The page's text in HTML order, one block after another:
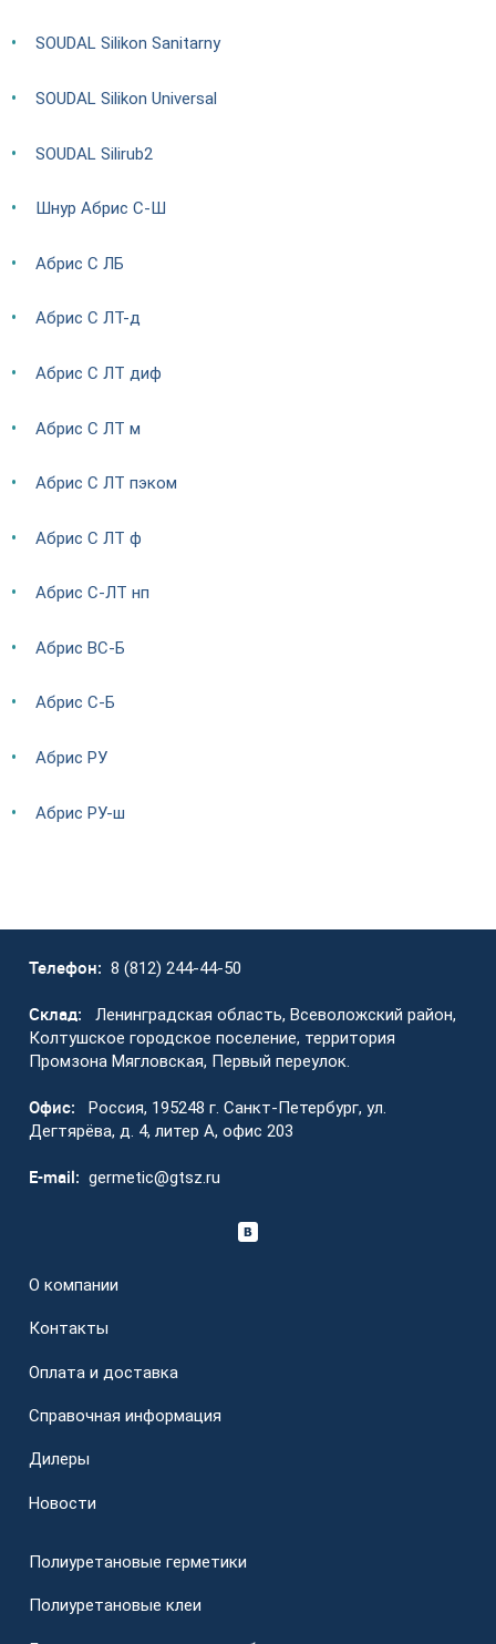
SOUDAL Silikon Sanitarny
SOUDAL Silikon Universal
SOUDAL Silirub2
Шнур Абрис С-Ш
Абрис С ЛБ
Абрис С ЛТ-д
Абрис С ЛТ диф
Абрис С ЛТ м
Абрис С ЛТ пэком
Абрис С ЛТ ф
Абрис С-ЛТ нп
Абрис ВС-Б
Абрис С-Б
Абрис РУ
Абрис РУ-ш
Телефон: 8 (812) 244-44-50
Склад:
Ленинградская область, Всеволожский район,
Колтушское городское поселение, территория
Промзона Мягловская, Первый переулок.
Офис:
Россия, 195248 г. Санкт-Петербург, ул.
Дегтярёва, д. 4, литер А, офис 203
E-mail: germetic@gtsz.ru
О компании
Контакты
Оплата и доставка
Справочная информация
Дилеры
Новости
Полиуретановые герметики
Полиуретановые клеи